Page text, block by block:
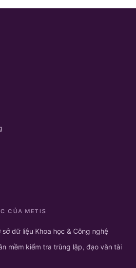
CỦA METIS
dữ liệu Khoa học & Công nghệ
mềm kiểm tra trùng lặp, đạo văn tài